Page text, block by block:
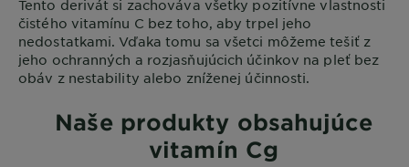
Tento derivát si zachováva všetky pozitívne vlastnosti
čistého vitamínu C bez toho, aby trpel jeho
nedostatkami. Vďaka tomu sa všetci môžeme tešiť z
jeho ochranných a rozjasňujúcich účinkov na pleť bez
obáv z nestability alebo zníženej účinnosti.
Naše produkty obsahujúce
vitamín Cg